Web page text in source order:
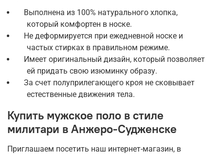
Выполнена из 100% натурального хлопка,
который комфортен в носке.
Не деформируется при ежедневной носке и
частых стирках в правильном режиме.
Имеет оригинальный дизайн, который позволяет
ей придать свою изюминку образу.
За счет полуприлегающего кроя не сковывает
естественные движения тела.
Купить мужское поло в стиле
милитари в Анжеро-Судженске
Приглашаем посетить наш интернет-магазин, в